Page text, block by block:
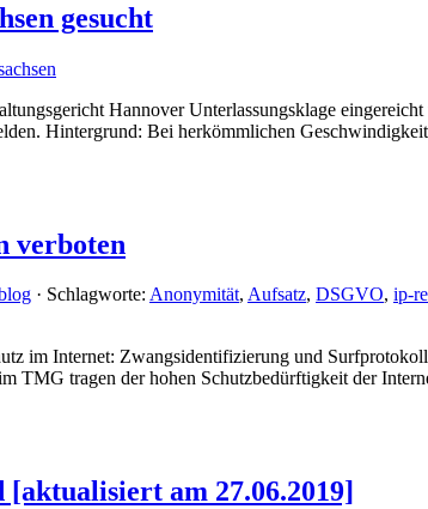
gesucht
Hannover Unterlassungsklage
Hintergrund: Bei herkömmlichen
verboten
· Schlagworte: Anonymität, Aufsatz, DSGVO, ip-
im Internet: Zwangsidentifizierung und
TMG tragen der hohen Schutzbedürftigkeit der
am 27.06.2019]